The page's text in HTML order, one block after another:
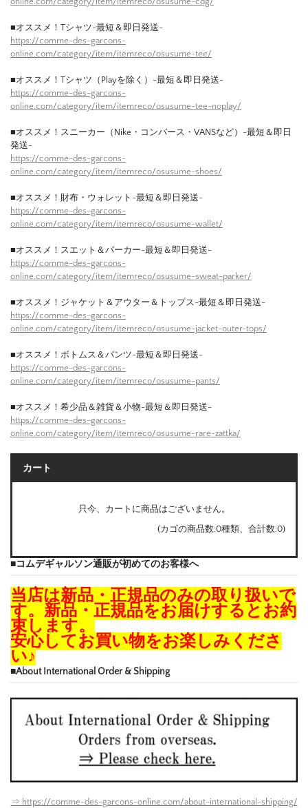
■オススメ！Tシャツ-最短＆即日発送-
https://comme-des-garcons-
online.com/category/item/itemreco/osusume-tee/
■オススメ！Tシャツ（Playを除く）-最短＆即日発送-
https://comme-des-garcons-
online.com/category/item/itemreco/osusume-tee-noplay/
■オススメ！スニーカー（Nike・コンバース・VANSなど）-最短＆即日
発送-
https://comme-des-garcons-
online.com/category/item/itemreco/osusume-shoes/
■オススメ！財布・ウォレット-最短＆即日発送-
https://comme-des-garcons-
online.com/category/item/itemreco/osusume-wallet/
■オススメ！スエット＆パーカー-最短＆即日発送-
https://comme-des-garcons-
online.com/category/item/itemreco/osusume-sweat-parker/
■オススメ！ジャケット＆アウター＆トップス-最短＆即日発送-
https://comme-des-garcons-
online.com/category/item/itemreco/osusume-jacket-outer-tops/
■オススメ！ボトムス＆パンツ-最短＆即日発送-
https://comme-des-garcons-
online.com/category/item/itemreco/osusume-pants/
■オススメ！希少品＆雑貨＆小物-最短＆即日発送-
https://comme-des-garcons-
online.com/category/item/itemreco/osusume-rare-zattka/
カート
只今、カートに商品はございません。
(カゴの商品数:0種類、合計数:0)
■コムデギャルソン通販が初めてのお客様へ
当店は新品・正規品のみの取り扱いで
す。新品・正規品をお届けするとお約
束します。
安心してお買い物をお楽しみくださ
い♪
■About International Order & Shipping
⇒ https://comme-des-garcons-online.com/about-international-shipping/